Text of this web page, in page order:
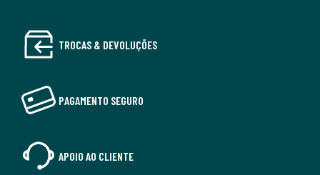
TROCAS & DEVOLUÇÕES
PAGAMENTO SEGURO
APOIO AO CLIENTE